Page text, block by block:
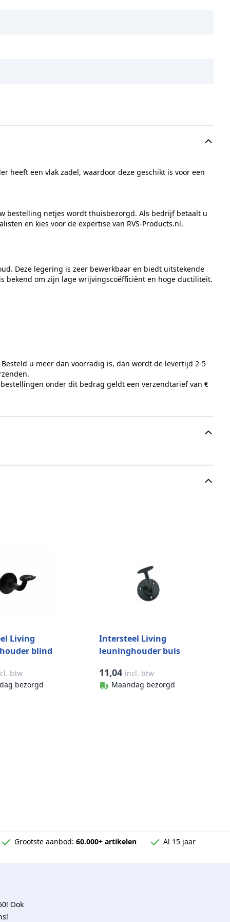
een vlak zadel, waardoor deze geschikt is voor een
bestelling netjes wordt thuisbezorgd. Als bedrijf betaalt u
en kies voor de expertise van RVS-Products.nl.
Deze legering is zeer bewerkbaar en biedt uitstekende
bekend om zijn lage wrijvingscoëfficiënt en hoge ductiliteit.
u meer dan voorradig is, dan wordt de levertijd 2-5
onder dit bedrag geldt een verzendtarief van €
Living
blind
btw
bezorgd
Intersteel Living
leuninghouder buis
11,04 incl. btw
Maandag bezorgd
Grootste aanbod: 60.000+ artikelen Al 15 jaar
Ook